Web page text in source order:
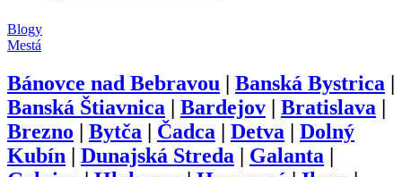
Blogy
Mestá
Bánovce nad Bebravou | Banská Bystrica |
Banská Štiavnica | Bardejov | Bratislava |
Brezno | Bytča | Čadca | Detva | Dolný
Kubín | Dunajská Streda | Galanta |